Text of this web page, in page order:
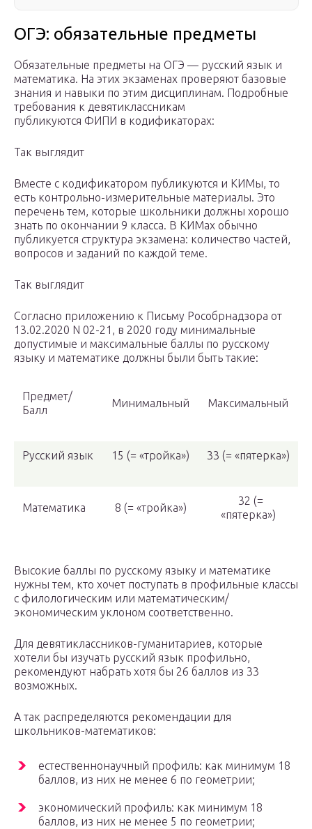
ОГЭ: обязательные предметы
Обязательные предметы на ОГЭ — русский язык и
математика. На этих экзаменах проверяют базовые
знания и навыки по этим дисциплинам. Подробные
требования к девятиклассникам
публикуются ФИПИ в кодификаторах:
Так выглядит
Вместе с кодификатором публикуются и КИМы, то
есть контрольно-измерительные материалы. Это
перечень тем, которые школьники должны хорошо
знать по окончании 9 класса. В КИМах обычно
публикуется структура экзамена: количество частей,
вопросов и заданий по каждой теме.
Так выглядит
Согласно приложению к Письму Рособрнадзора от
13.02.2020 N 02-21, в 2020 году минимальные
допустимые и максимальные баллы по русскому
языку и математике должны были быть такие:
Предмет/
Балл
Минимальный Максимальный
Русский язык 15 (= «тройка») 33 (= «пятерка»)
Математика 8 (= «тройка»)
32 (=
«пятерка»)
Высокие баллы по русскому языку и математике
нужны тем, кто хочет поступать в профильные классы
с филологическим или математическим/
экономическим уклоном соответственно.
Для девятиклассников-гуманитариев, которые
хотели бы изучать русский язык профильно,
рекомендуют набрать хотя бы 26 баллов из 33
возможных.
А так распределяются рекомендации для
школьников-математиков:
естественнонаучный профиль: как минимум 18
баллов, из них не менее 6 по геометрии;
экономический профиль: как минимум 18
баллов, из них не менее 5 по геометрии;